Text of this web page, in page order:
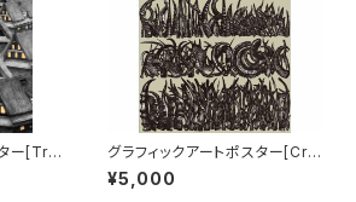
ター[Tria
B2サ
グラフィックアートポスター[Cry
in’ Horns] B2サイズ
¥5,000